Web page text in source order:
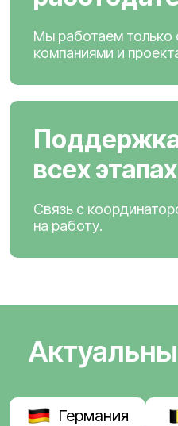
Мы работаем только
компаниями и
всех этапах
Связь с
на работу.
Германия